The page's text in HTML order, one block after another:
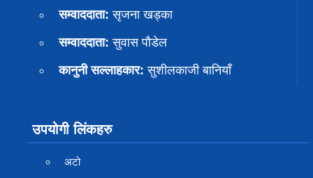
सम्वाददाता: सृजना खड्का
सम्वाददाता: सुवास पाैडेल
कानुनी सल्लाहकार: सुशीलकाजी बानियाँ
उपयोगी लिंकहरु
अटो